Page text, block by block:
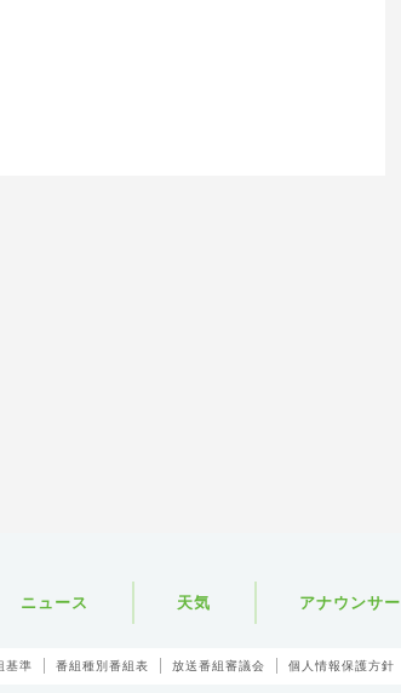
ニュース 天気 アナウンサー
基準 番組種別番組表 放送番組審議会 個人情報保護方針